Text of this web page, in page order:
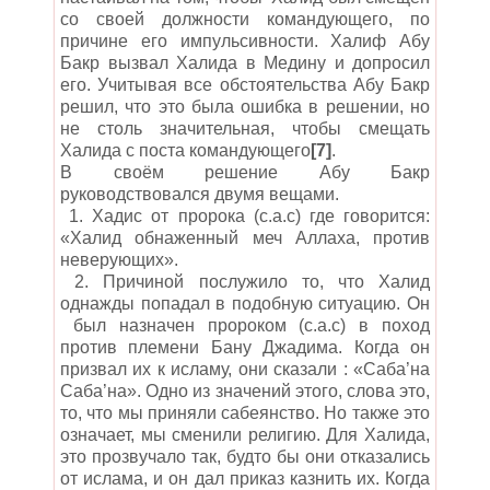
со своей должности командующего, по
причине его импульсивности. Халиф Абу
Бакр вызвал Халида в Медину и допросил
его. Учитывая все обстоятельства Абу Бакр
решил, что это была ошибка в решении, но
не столь значительная, чтобы смещать
Халида с поста командующего[7].
В своём решение Абу Бакр
руководствовался двумя вещами.
1. Хадис от пророка (с.а.с) где говорится:
«Халид обнаженный меч Аллаха, против
неверующих».
2. Причиной послужило то, что Халид
однажды попадал в подобную ситуацию. Он
был назначен пророком (с.а.с) в поход
против племени Бану Джадима. Когда он
призвал их к исламу, они сказали : «Саба’на
Саба’на». Одно из значений этого, слова это,
то, что мы приняли сабеянство. Но также это
означает, мы сменили религию. Для Халида,
это прозвучало так, будто бы они отказались
от ислама, и он дал приказ казнить их. Когда